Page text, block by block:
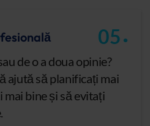
05.
de o a doua opinie?
ajută să planificați mai
bine și să evitați